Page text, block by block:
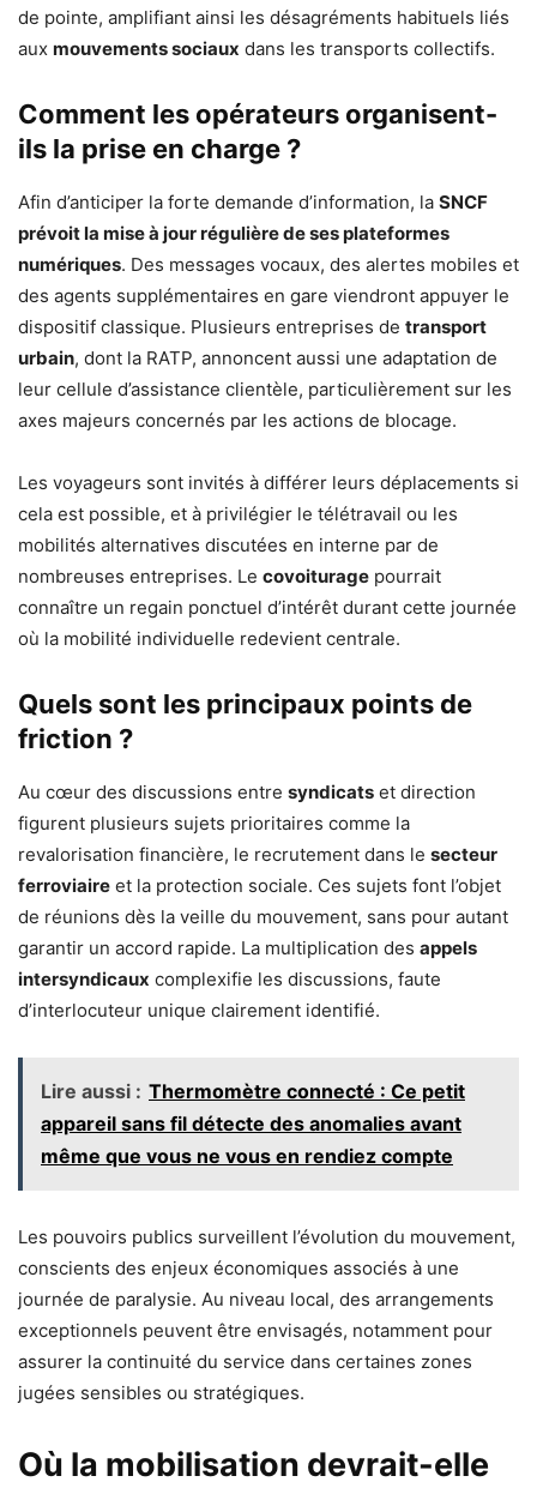
de pointe, amplifiant ainsi les désagréments habituels liés
aux mouvements sociaux dans les transports collectifs.
Comment les opérateurs organisent-
ils la prise en charge ?
Afin d’anticiper la forte demande d’information, la SNCF
prévoit la mise à jour régulière de ses plateformes
numériques. Des messages vocaux, des alertes mobiles et
des agents supplémentaires en gare viendront appuyer le
dispositif classique. Plusieurs entreprises de transport
urbain, dont la RATP, annoncent aussi une adaptation de
leur cellule d’assistance clientèle, particulièrement sur les
axes majeurs concernés par les actions de blocage.
Les voyageurs sont invités à différer leurs déplacements si
cela est possible, et à privilégier le télétravail ou les
mobilités alternatives discutées en interne par de
nombreuses entreprises. Le covoiturage pourrait
connaître un regain ponctuel d’intérêt durant cette journée
où la mobilité individuelle redevient centrale.
Quels sont les principaux points de
friction ?
Au cœur des discussions entre syndicats et direction
figurent plusieurs sujets prioritaires comme la
revalorisation financière, le recrutement dans le secteur
ferroviaire et la protection sociale. Ces sujets font l’objet
de réunions dès la veille du mouvement, sans pour autant
garantir un accord rapide. La multiplication des appels
intersyndicaux complexifie les discussions, faute
d’interlocuteur unique clairement identifié.
Lire aussi : Thermomètre connecté : Ce petit
appareil sans fil détecte des anomalies avant
même que vous ne vous en rendiez compte
Les pouvoirs publics surveillent l’évolution du mouvement,
conscients des enjeux économiques associés à une
journée de paralysie. Au niveau local, des arrangements
exceptionnels peuvent être envisagés, notamment pour
assurer la continuité du service dans certaines zones
jugées sensibles ou stratégiques.
Où la mobilisation devrait-elle